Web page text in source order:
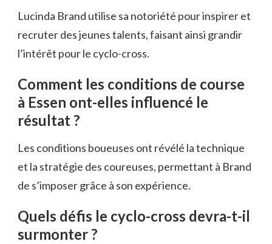
Lucinda Brand utilise sa notoriété pour inspirer et
recruter des jeunes talents, faisant ainsi grandir
l’intérêt pour le cyclo-cross.
Comment les conditions de course
à Essen ont-elles influencé le
résultat ?
Les conditions boueuses ont révélé la technique
et la stratégie des coureuses, permettant à Brand
de s’imposer grâce à son expérience.
Quels défis le cyclo-cross devra-t-il
surmonter ?